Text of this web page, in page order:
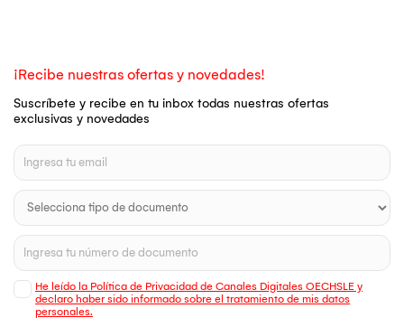
¡Recibe nuestras ofertas y novedades!
Suscríbete y recibe en tu inbox todas nuestras ofertas
exclusivas y novedades
He leído la Política de Privacidad de Canales Digitales OECHSLE y
declaro haber sido informado sobre el tratamiento de mis datos
personales.